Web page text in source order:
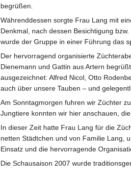
begrüßen.
Währenddessen sorgte Frau Lang mit
Denkmal, nach dessen Besichtigung
wurde der Gruppe in einer Führung das
Der hervorragend organisierte
Dienemann und Gattin aus Artern
ausgezeichnet: Alfred Nicol, Otto
auch über unsere Tauben – und
Am Sonntagmorgen fuhren wir Züchter
Jungtiere konnten wir hier anschauen,
In dieser Zeit hatte Frau Lang für die
netten Städtchen und von Familie Lang,
Einsatz und die hervorragende
Die Schausaison 2007 wurde